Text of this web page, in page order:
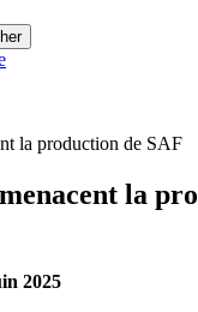
la production de SAF
la
2025